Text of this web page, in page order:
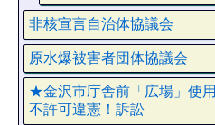
非核宣言自治体協議会
原水爆被害者団体協議会
★金沢市庁舎前「広場」使用
不許可違憲！訴訟